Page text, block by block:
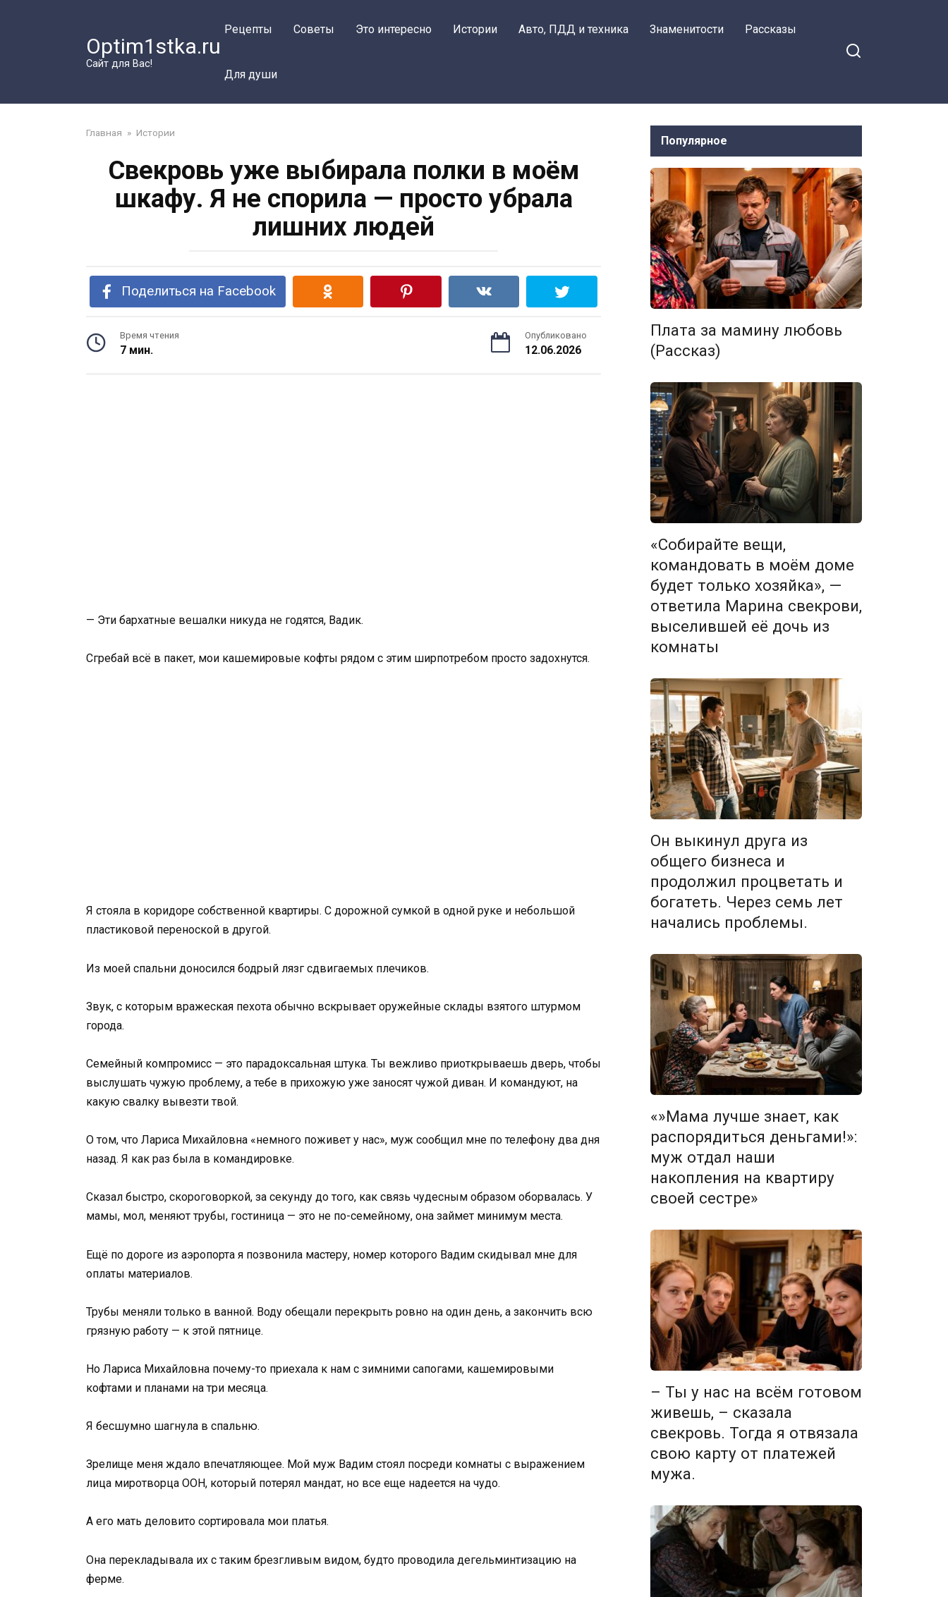
Optim1stka.ru
Сайт для Вас!
Рецепты Советы Это интересно Истории Авто, ПДД и техника Знаменитости Рассказы
Для души
Главная » Истории
Свекровь уже выбирала полки в моём
шкафу. Я не спорила — просто убрала
лишних людей
Поделиться на Facebook
Время чтения
7 мин.
Опубликовано
12.06.2026
— Эти бархатные вешалки никуда не годятся, Вадик.
Сгребай всё в пакет, мои кашемировые кофты рядом с этим ширпотребом просто задохнутся.
Я стояла в коридоре собственной квартиры. С дорожной сумкой в одной руке и небольшой
пластиковой переноской в другой.
Из моей спальни доносился бодрый лязг сдвигаемых плечиков.
Звук, с которым вражеская пехота обычно вскрывает оружейные склады взятого штурмом
города.
Семейный компромисс — это парадоксальная штука. Ты вежливо приоткрываешь дверь, чтобы
выслушать чужую проблему, а тебе в прихожую уже заносят чужой диван. И командуют, на
какую свалку вывезти твой.
О том, что Лариса Михайловна «немного поживет у нас», муж сообщил мне по телефону два дня
назад. Я как раз была в командировке.
Сказал быстро, скороговоркой, за секунду до того, как связь чудесным образом оборвалась. У
мамы, мол, меняют трубы, гостиница — это не по-семейному, она займет минимум места.
Ещё по дороге из аэропорта я позвонила мастеру, номер которого Вадим скидывал мне для
оплаты материалов.
Трубы меняли только в ванной. Воду обещали перекрыть ровно на один день, а закончить всю
грязную работу — к этой пятнице.
Но Лариса Михайловна почему-то приехала к нам с зимними сапогами, кашемировыми
кофтами и планами на три месяца.
Я бесшумно шагнула в спальню.
Зрелище меня ждало впечатляющее. Мой муж Вадим стоял посреди комнаты с выражением
лица миротворца ООН, который потерял мандат, но все еще надеется на чудо.
А его мать деловито сортировала мои платья.
Она перекладывала их с таким брезгливым видом, будто проводила дегельминтизацию на
ферме.
Популярное
Плата за мамину любовь
(Рассказ)
«Собирайте вещи,
командовать в моём доме
будет только хозяйка», —
ответила Марина свекрови,
выселившей её дочь из
комнаты
Он выкинул друга из
общего бизнеса и
продолжил процветать и
богатеть. Через семь лет
начались проблемы.
«»Мама лучше знает, как
распорядиться деньгами!»:
муж отдал наши
накопления на квартиру
своей сестре»
– Ты у нас на всём готовом
живешь, – сказала
свекровь. Тогда я отвязала
свою карту от платежей
мужа.